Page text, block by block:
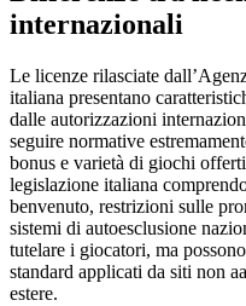
internazionali
Le licenze rilasciate
italiana presentano
dalle autorizzazioni
seguire normative
bonus e varietà di giochi
legislazione italiana
benvenuto, restrizioni sulle
sistemi di autoesclusione
tutelare i giocatori, ma
standard applicati da siti non
estere.